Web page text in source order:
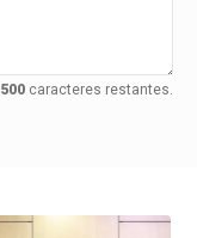
500caracteres restantes.